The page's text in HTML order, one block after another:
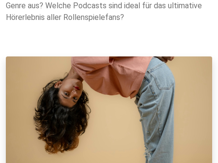
Genre aus? Welche Podcasts sind ideal für das ultimative
Hörerlebnis aller Rollenspielefans?